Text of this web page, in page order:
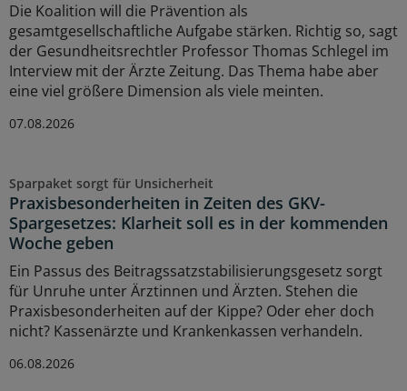
Die Koalition will die Prävention als
gesamtgesellschaftliche Aufgabe stärken. Richtig so, sagt
der Gesundheitsrechtler Professor Thomas Schlegel im
Interview mit der Ärzte Zeitung. Das Thema habe aber
eine viel größere Dimension als viele meinten.
07.08.2026
Sparpaket sorgt für Unsicherheit
Praxisbesonderheiten in Zeiten des GKV-
Spargesetzes: Klarheit soll es in der kommenden
Woche geben
Ein Passus des Beitragssatzstabilisierungsgesetz sorgt
für Unruhe unter Ärztinnen und Ärzten. Stehen die
Praxisbesonderheiten auf der Kippe? Oder eher doch
nicht? Kassenärzte und Krankenkassen verhandeln.
06.08.2026